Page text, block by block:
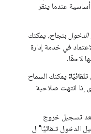
عندما ينقر
بنجاح، يمكنك
في خدمة إدارة
لاحقًا.
يمكنك السماح
إذا انتهت صلاحية
تسجيل خروج
الدخول تلقائيًا" ل